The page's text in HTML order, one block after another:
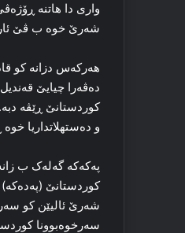
واری دا هاتنه‌
شه‌رێ خوه‌ ب ڤێ
هه‌رکه‌س دزانه‌ کو
ده‌ڤه‌را چیایێ
کوردستانێ ڕێڤه‌
و ده‌ستهلاتداریا خوه‌
پەکەکە گه‌له‌ک ب
كوردستانێ
شه‌رێ ئالیێن کو
سەرخوەبوونا